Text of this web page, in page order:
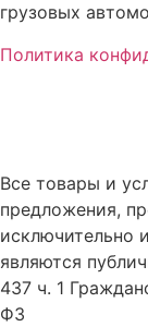
грузовых
Политика
Все товары и
предложения,
исключительно
являются
437 ч. 1
ФЗ